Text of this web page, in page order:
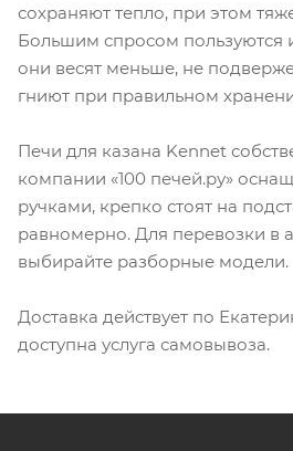
сохраняют тепло, при этом
Большим спросом пользуются
они весят меньше, не
гниют при правильном
Печи для казана Kennet
компании «100 печей.ру»
ручками, крепко стоят на
равномерно. Для перевозки в
выбирайте разборные модели.
Доставка действует по
доступна услуга самовывоза.